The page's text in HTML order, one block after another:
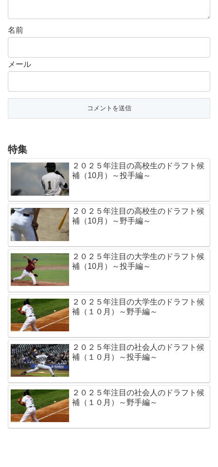
名前
メール
特集
２０２５年注目の高校生のドラフト候
補（10月）～投手編～
２０２５年注目の高校生のドラフト候
補（10月）～野手編～
２０２５年注目の大学生のドラフト候
補（10月）～投手編～
２０２５年注目の大学生のドラフト候
補（１０月）～野手編～
２０２５年注目の社会人のドラフト候
補（１０月）～投手編～
２０２５年注目の社会人のドラフト候
補（１０月）～野手編～